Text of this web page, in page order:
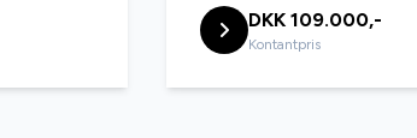
DKK 109.000,-
Kontantpris